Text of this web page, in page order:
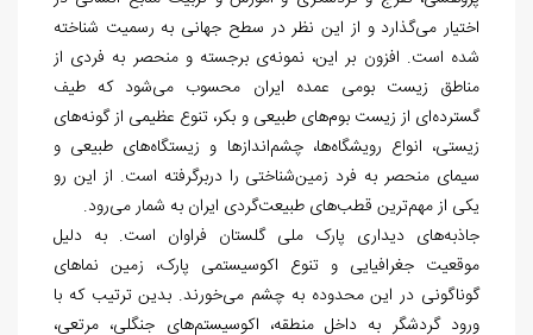
اختیار میگذارد و از این نظر در سطح جهانی به رسمیت شناخته
شده است. افزون بر این، نمونه­ی برجسته و منحصر به فردی از
مناطق زیست بومی عمده ایران محسوب میشود که طیف
گستردهای از زیست بوم‏‌های طبیعی و بکر، تنوع عظیمی از گونه‏‌های
زیستی، انواع رویشگاه‌‏ها، چشم‏‌اندازها و زیستگاه‌‏های طبیعی و
سیمای منحصر به فرد زمین‌‏شناختی را دربرگرفته است. از این رو
یکی از مهمترین قطب‏‌های طبیعت‏‌گردی ایران به شمار میرود.
جاذبههای دیداری پارک ملی گلستان فراوان است. به دلیل
موقعیت جغرافیایی و تنوع اکوسیستمی پارک، زمین نماهای
گوناگونی در این محدوده به چشم میخورند. بدین ترتیب که با
ورود گردشگر به داخل منطقه، اکوسیستمهای جنگلی، مرتعی،